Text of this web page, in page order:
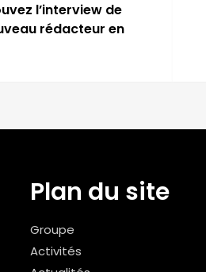
l’interview de
rédacteur en
Plan du site
Groupe
Activités